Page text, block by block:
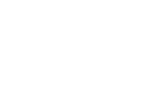
করবে। এর মধ্যে সম্ভাজিনগরে
সেখানে উৎপাদন শুরু করার
টেকনোলজি বিজনেসের